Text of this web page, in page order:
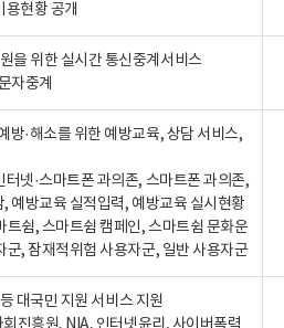
현황 공개
을 위한 실시간 통신중계서비스
자중계
방·해소를 위한 예방교육, 상담 서비스,
넷·스마트폰 과의존, 스마트폰 과의존,
예방교육 실적입력, 예방교육 실시현황
쉼, 스마트쉼 캠페인, 스마트쉼 문화운
, 잠재적위험 사용자군, 일반 사용자군
대국민 지원 서비스 지원